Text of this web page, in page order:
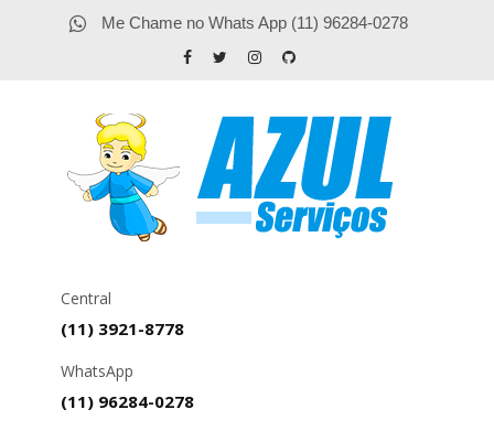
Me Chame no Whats App (11) 96284-0278
Central
(11) 3921-8778
WhatsApp
(11) 96284-0278